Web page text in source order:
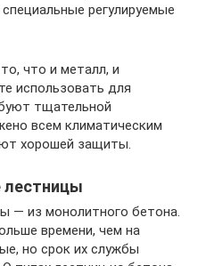
регулируемые
что и металл, и
использовать для
тщательной
всем климатическим
хорошей защиты.
— из монолитного бетона.
времени, чем на
но срок их службы